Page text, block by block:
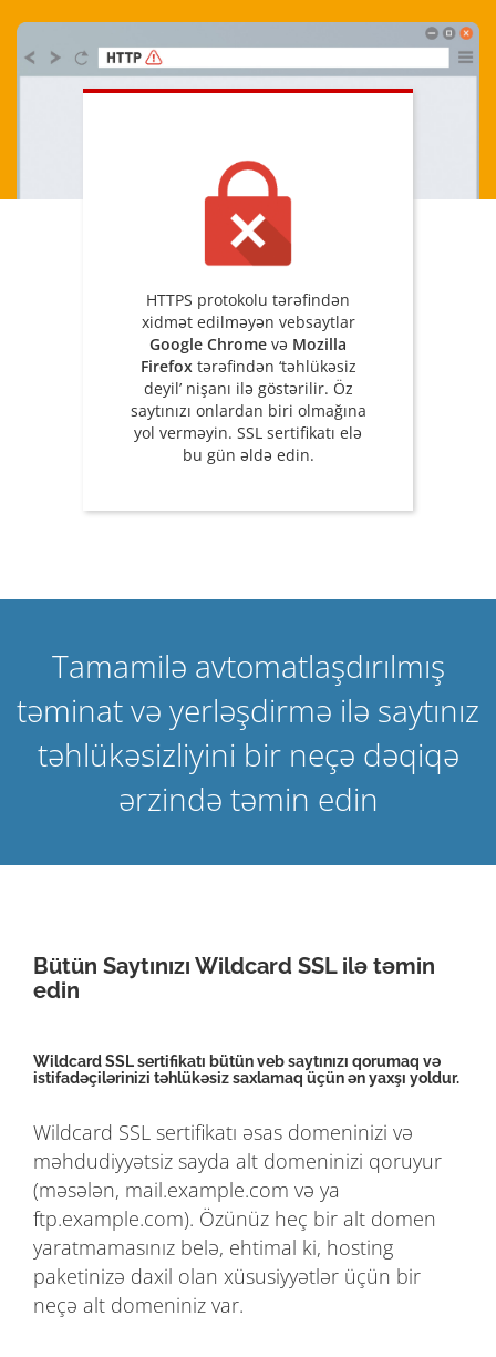
HTTPS protokolu tərəfindən
xidmət edilməyən vebsaytlar
Google Chrome və Mozilla
Firefoxtərəfindən ‘təhlükəsiz
deyil’ nişanı ilə göstərilir. Öz
saytınızı onlardan biri olmağına
yol verməyin. SSL sertifikatı elə
bu gün əldə edin.
Tamamilə avtomatlaşdırılmış
təminat və yerləşdirmə ilə saytınız
təhlükəsizliyini bir neçə dəqiqə
ərzində təmin edin
Bütün Saytınızı Wildcard SSL ilə təmin
edin
Wildcard SSL sertifikatı bütün veb saytınızı qorumaq və
istifadəçilərinizi təhlükəsiz saxlamaq üçün ən yaxşı yoldur.
Wildcard SSL sertifikatı əsas domeninizi və
məhdudiyyətsiz sayda alt domeninizi qoruyur
(məsələn, mail.example.com və ya
ftp.example.com). Özünüz heç bir alt domen
yaratmamasınız belə, ehtimal ki, hosting
paketinizə daxil olan xüsusiyyətlər üçün bir
neçə alt domeniniz var.